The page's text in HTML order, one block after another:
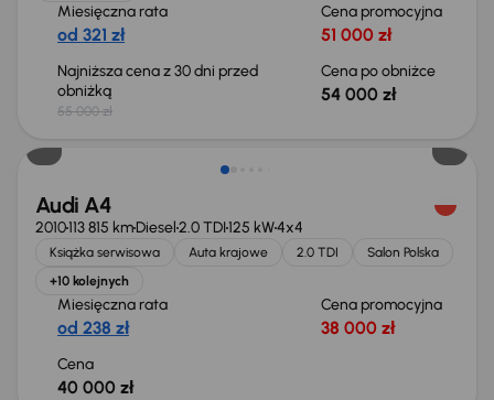
Miesięczna rata
od 321 zł
Cena promocyjna
51 000 zł
Najniższa cena z 30 dni przed
obniżką
55 000 zł
Cena po obniżce
54 000 zł
Audi A4
2010113 815 kmDiesel2.0 TDI125 kW4x4
Książka serwisowa Auta krajowe 2.0 TDI
Salon Polska
+10 kolejnych
Miesięczna rata
od 238 zł
Cena promocyjna
38 000 zł
Cena
40 000 zł